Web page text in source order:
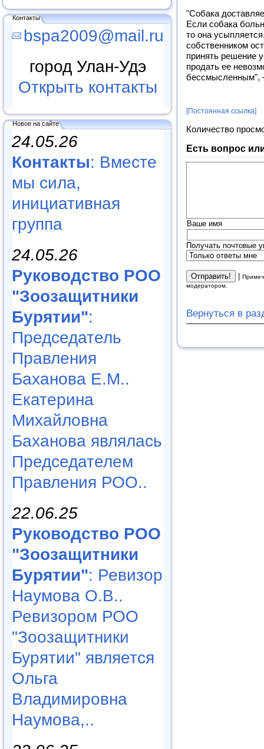
Контакты
bspa2009@mail.ru
город Улан-Удэ
Открыть контакты
Новое на сайте
24.05.26
Контакты: Вместе
мы сила,
инициативная
группа
24.05.26
Руководство РОО
"Зоозащитники
Бурятии":
Председатель
Правления
Баханова Е.М..
Екатерина
Михайловна
Баханова являлась
Председателем
Правления РОО..
22.06.25
Руководство РОО
"Зоозащитники
Бурятии": Ревизор
Наумова О.В..
Ревизором РОО
"Зоозащитники
Бурятии" является
Ольга
Владимировна
Наумова,..
"Собака
Если собака
то она
собственником
принять решение
продать ее
бессмысленным",
[Постоянная ссылка]
Количество
Есть вопрос
Ваше имя
Получать почтовые
|
модератором.
Вернуться в